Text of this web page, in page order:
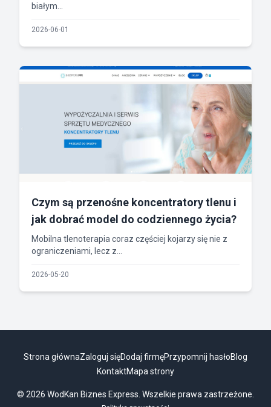
białym...
2026-06-01
Czym są przenośne koncentratory tlenu i
jak dobrać model do codziennego życia?
Mobilna tlenoterapia coraz częściej kojarzy się nie z
ograniczeniami, lecz z...
2026-05-20
Strona głównaZaloguj sięDodaj firmęPrzypomnij hasłoBlog
KontaktMapa strony
© 2026 WodKan Biznes Express. Wszelkie prawa zastrzeżone.